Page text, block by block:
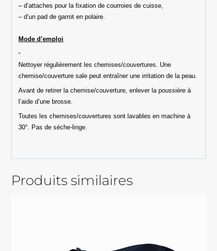
– d’attaches pour la fixation de courroies de cuisse,
– d’un pad de garrot en polaire.
Mode d’emploi
Nettoyer régulièrement les chemises/couvertures. Une
chemise/couverture sale peut entraîner une irritation de la peau.
Avant de retirer la chemise/couverture, enlever la poussière à
l’aide d’une brosse.
Toutes les chemises/couvertures sont lavables en machine à
30°. Pas de sèche-linge.
Produits similaires